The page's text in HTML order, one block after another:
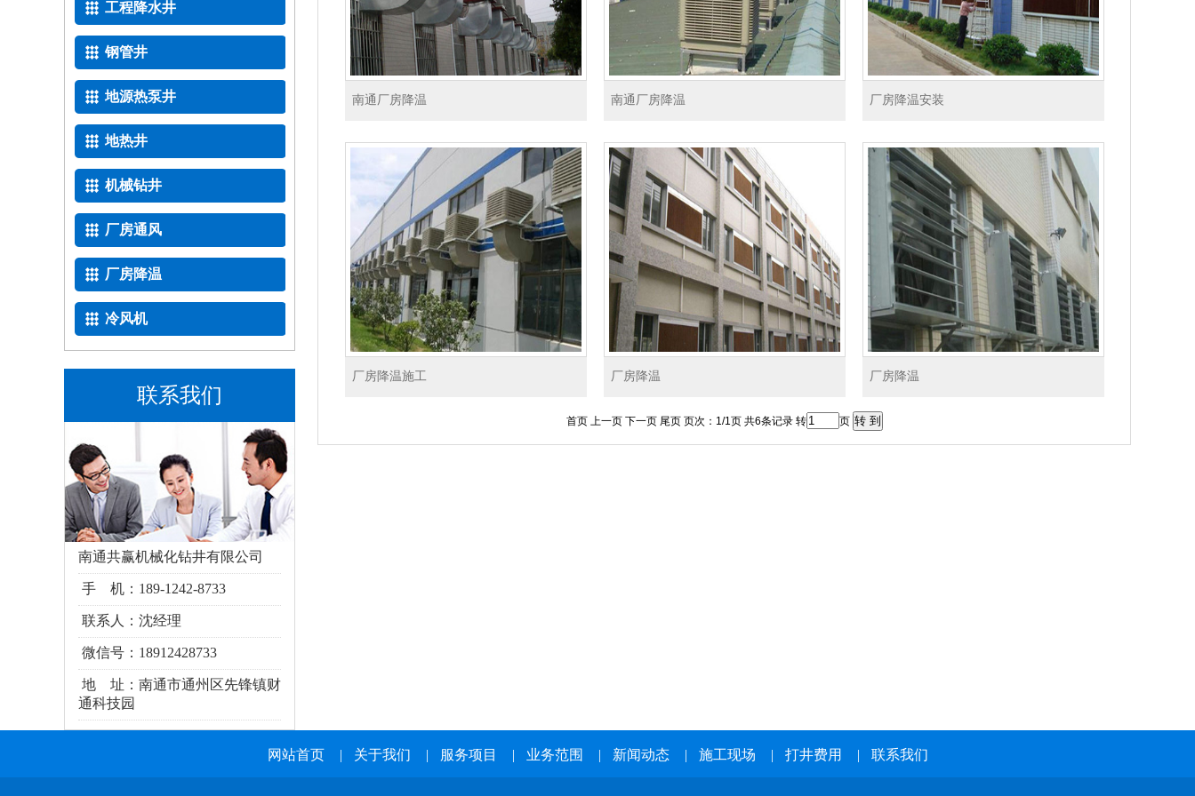
工程降水井
钢管井
地源热泵井
地热井
机械钻井
厂房通风
厂房降温
冷风机
联系我们
南通共赢机械化钻井有限公司
手 机：189-1242-8733
联系人：沈经理
微信号：18912428733
地 址：南通市通州区先锋镇财
通科技园
南通厂房降温 南通厂房降温 厂房降温安装
厂房降温施工 厂房降温 厂房降温
首页 上一页 下一页 尾页 页次：1/1页 共6条记录 转 页
网站首页 | 关于我们 | 服务项目 | 业务范围 | 新闻动态 | 施工现场 | 打井费用 | 联系我们